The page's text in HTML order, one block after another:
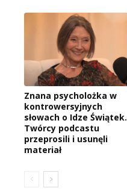
Znana psycholożka w
kontrowersyjnych
słowach o Idze Świątek.
Twórcy podcastu
przeprosili i usunęli
materiał